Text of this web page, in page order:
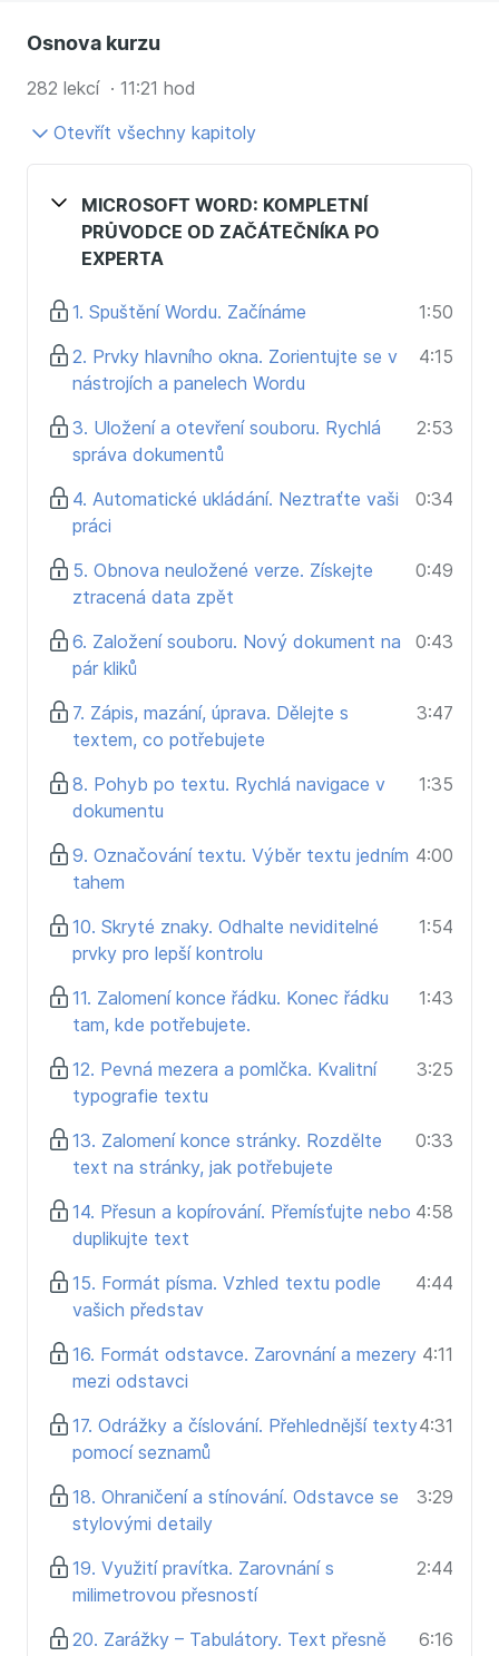
korespondenci
chytrých nástrojů
Microsoft Outlook
stresu
Používat pravidla, filtry, rychlé kroky a
automatizaci
systému
Microsoft Teams
spolupracovat v týmech
Plánovat schůzky, webináře a sdílet soubory
Využívat nástroje jako Planner, Whiteboard,
Směny nebo Workflows
Microsoft OneDrive
Naučíte se bezpečně ukládat, sdílet a verzovat
dokumenty
Mít soubory dostupné odkudkoli a na jakémkoli
zařízení
Propojit OneDrive s Office a Teams pro plynulou
spolupráci
Microsoft Copilot (AI)
pomocí umělé inteligence
Používat Copilot ve Wordu, Outlooku, Excelu,
Získat náskok díky AI v každodenní práci
se k němu vracet jako k online příručce.
Jednou investujete – a zrychlíte si práci na roky
dopředu.
Ovládněte Microsoft 365 jako celek.
Pracujte chytře. Rychle. S jistotou.
Osnova kurzu
282 lekcí · 11:21 hod
Otevřít všechny kapitoly
MICROSOFT WORD: KOMPLETNÍ
PRŮVODCE OD ZAČÁTEČNÍKA PO
EXPERTA
1. Spuštění Wordu. Začínáme
1:50
2. Prvky hlavního okna. Zorientujte se v
nástrojích a panelech Wordu
4:15
3. Uložení a otevření souboru. Rychlá
správa dokumentů
2:53
4. Automatické ukládání. Neztraťte vaši
práci
0:34
5. Obnova neuložené verze. Získejte
ztracená data zpět
0:49
6. Založení souboru. Nový dokument na
pár kliků
0:43
7. Zápis, mazání, úprava. Dělejte s
textem, co potřebujete
3:47
8. Pohyb po textu. Rychlá navigace v
dokumentu
1:35
9. Označování textu. Výběr textu jedním
tahem
4:00
10. Skryté znaky. Odhalte neviditelné
prvky pro lepší kontrolu
1:54
11. Zalomení konce řádku. Konec řádku
tam, kde potřebujete.
1:43
12. Pevná mezera a pomlčka. Kvalitní
typografie textu
3:25
13. Zalomení konce stránky. Rozdělte
text na stránky, jak potřebujete
0:33
14. Přesun a kopírování. Přemísťujte nebo
duplikujte text
4:58
15. Formát písma. Vzhled textu podle
vašich představ
4:44
16. Formát odstavce. Zarovnání a mezery
mezi odstavci
4:11
17. Odrážky a číslování. Přehlednější texty
pomocí seznamů
4:31
18. Ohraničení a stínování. Odstavce se
stylovými detaily
3:29
19. Využití pravítka. Zarovnání s
milimetrovou přesností
2:44
20. Zarážky – Tabulátory. Text přesně
6:16